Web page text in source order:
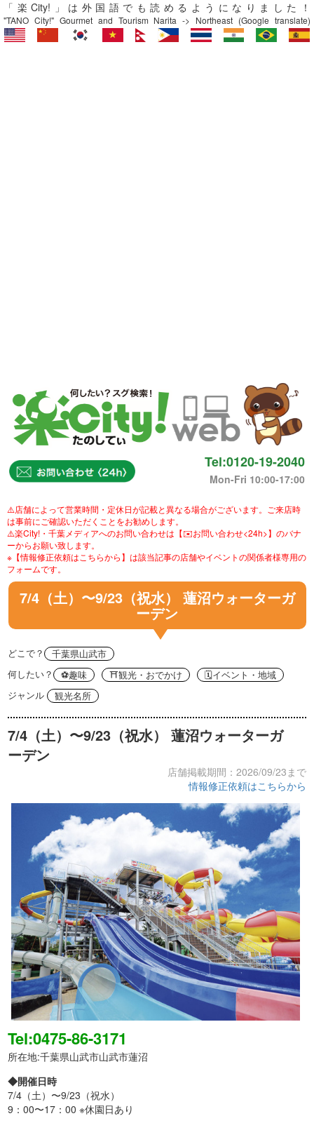
「楽City!」は外国語でも読めるようになりました！
"TANO City!" Gourmet and Tourism Narita -> Northeast (Google translate)
Tel:0120-19-2040
Mon-Fri 10:00-17:00
⚠️店舗によって営業時間・定休日が記載と異なる場合がございます。ご来店時
は事前にご確認いただくことをお勧めします。
⚠️楽City!・千葉メディアへのお問い合わせは【✉️お問い合わせ<24h>】のバナ
ーからお願い致します。
※【情報修正依頼はこちらから】は該当記事の店舗やイベントの関係者様専用の
フォームです。
7/4（土）〜9/23（祝水） 蓮沼ウォーターガ
ーデン
どこで？ 千葉県山武市
何したい？
🗓イベント・地域
⛩観光・おでかけ
⚽️趣味
ジャンル 観光名所
7/4（土）〜9/23（祝水） 蓮沼ウォーターガ
ーデン
店舗掲載期間：2026/09/23まで
情報修正依頼はこちらから
Tel:0475-86-3171
所在地:千葉県山武市山武市蓮沼
◆開催日時
7/4（土）〜9/23（祝水）
9：00〜17：00 ※休園日あり